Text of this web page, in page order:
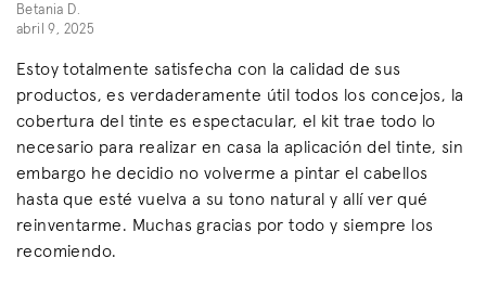
Betania D.
abril 9, 2025
Estoy totalmente satisfecha con la calidad de sus
productos, es verdaderamente útil todos los concejos, la
cobertura del tinte es espectacular, el kit trae todo lo
necesario para realizar en casa la aplicación del tinte, sin
embargo he decidio no volverme a pintar el cabellos
hasta que esté vuelva a su tono natural y allí ver qué
reinventarme. Muchas gracias por todo y siempre los
recomiendo.